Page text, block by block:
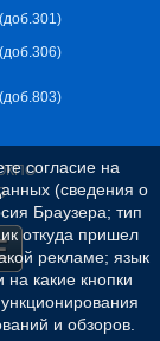
согласие на
(сведения о
Браузера; тип
откуда пришел
рекламе; язык
какие кнопки
и обзоров.